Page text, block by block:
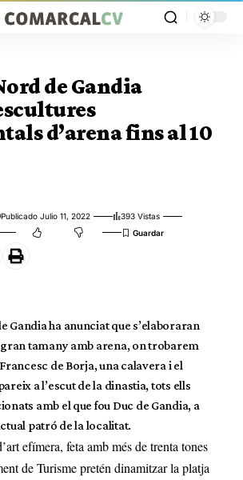
de Gandia
d’arena fins al 10
Publicado Julio 11, 2022
393 Vistas
Gandia ha anunciat que s’elaboraran
tamany amb arena, on trobarem
de Borja, una calavera i el
a l’escut de la dinastia, tots ells
amb el que fou Duc de Gandia, a
patró de la localitat.
efímera, feta amb més de trenta tones
de Turisme pretén dinamitzar la platja